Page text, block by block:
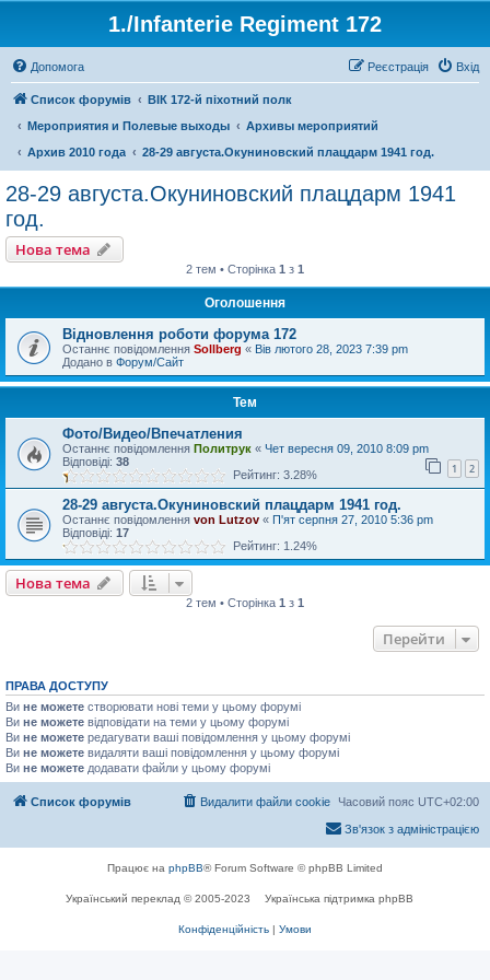
1./Infanterie Regiment 172
Допомога Вхід
Реєстрація
Список форумів
ВІК 172-й піхотний полк
Мероприятия и Полевые выходы
Архивы мероприятий
Архив 2010 года
28-29 августа.Окуниновский плацдарм 1941 год.
28-29 августа.Окуниновский плацдарм 1941
год.
Нова тема
2 тем • Сторінка 1 з 1
Оголошення
Відновлення роботи форума 172
Останнє повідомлення Sollberg « Вів лютого 28, 2023 7:39 pm
Додано в Форум/Сайт
Тем
Фото/Видео/Впечатления
Останнє повідомлення Политрук « Чет вересня 09, 2010 8:09 pm
Відповіді: 38 1 2
Рейтинг: 3.28%
28-29 августа.Окуниновский плацдарм 1941 год.
Останнє повідомлення von Lutzov « П'ят серпня 27, 2010 5:36 pm
Відповіді: 17
Рейтинг: 1.24%
Нова тема
2 тем • Сторінка 1 з 1
Перейти
ПРАВА ДОСТУПУ
Ви не можете створювати нові теми у цьому форумі
Ви не можете відповідати на теми у цьому форумі
Ви не можете редагувати ваші повідомлення у цьому форумі
Ви не можете видаляти ваші повідомлення у цьому форумі
Ви не можете додавати файли у цьому форумі
Список форумів Часовий пояс UTC+02:00
Видалити файли cookie
Зв'язок з адміністрацією
Працює на phpBB® Forum Software © phpBB Limited
Український переклад © 2005-2023 Українська підтримка phpBB
Конфіденційність | Умови